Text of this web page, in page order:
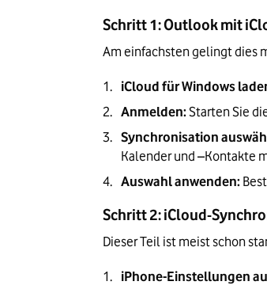
Schritt 1: Outlook mit
Am einfachsten gelingt dies
iCloud für Windows
Anmelden: Starten Sie
Synchronisation
Kalender und –Kontakte
Auswahl anwenden:
Schritt 2: iCloud-
Dieser Teil ist meist schon
iPhone-Einstellungen